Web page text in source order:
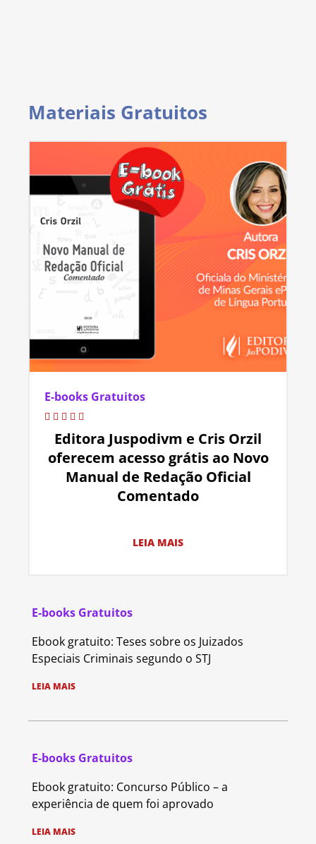
Materiais Gratuitos
E-books Gratuitos
Editora Juspodivm e Cris Orzil
oferecem acesso grátis ao Novo
Manual de Redação Oficial
Comentado
LEIA MAIS
E-books Gratuitos
Ebook gratuito: Teses sobre os Juizados
Especiais Criminais segundo o STJ
LEIA MAIS
E-books Gratuitos
Ebook gratuito: Concurso Público – a
experiência de quem foi aprovado
LEIA MAIS